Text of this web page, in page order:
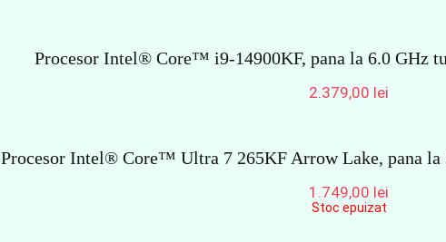
Procesor Intel® Core™ i9-14900KF, pana la 6.0 GHz
2.379,00 lei
Procesor Intel® Core™ Ultra 7 265KF Arrow Lake, pana la
1.749,00 lei
Stoc epuizat